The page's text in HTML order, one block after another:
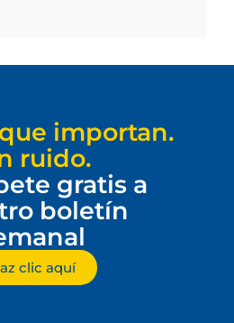
importan.
ruido.
gratis a
boletín
clic aquí